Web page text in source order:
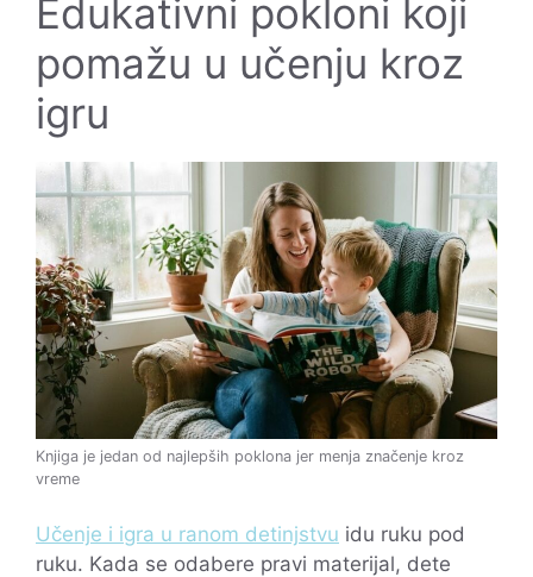
Edukativni pokloni koji
pomažu u učenju kroz
igru
Knjiga je jedan od najlepših poklona jer menja značenje kroz
vreme
Učenje i igra u ranom detinjstvu idu ruku pod
ruku. Kada se odabere pravi materijal, dete